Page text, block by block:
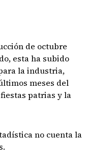
de octubre
esta ha subido
la industria,
meses del
patrias y la
no cuenta la